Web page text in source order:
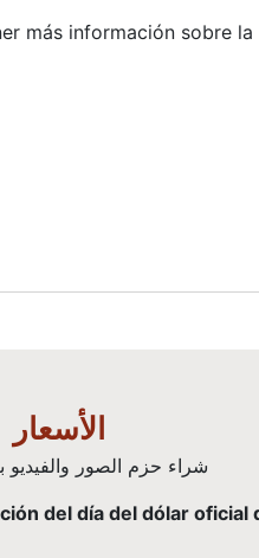
más información sobre
الأسعار
شراء حزم الصور والفيديو
del día del dólar